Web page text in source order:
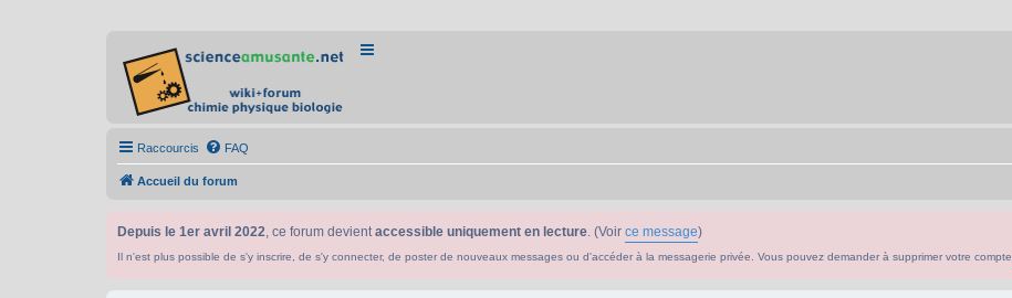
Raccourcis FAQ
Accueil du forum
Depuis le 1er avril 2022, ce forum devientaccessible uniquement en lecture. (Voir ce message)
Il n'est plus possible de s'y inscrire, de s'y connecter, de poster de nouveaux messages ou d'accéder à la messagerie privée. Vous pouvez demander à supprimer votre compte